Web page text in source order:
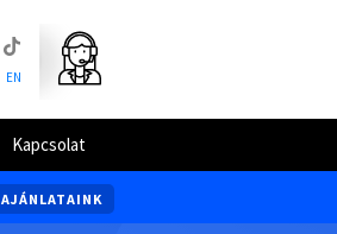
EN
Kapcsolat
AJÁNLATAINK